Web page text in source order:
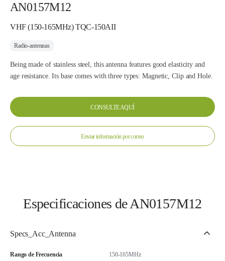
AN0157M12
VHF (150-165MHz) TQC-150AII
Radio-antennas
Being made of stainless steel, this antenna features good elasticity and
age resistance. Its base comes with three types: Magnetic, Clip and Hole.
CONSULTE AQUÍ
Enviar información por correo
Especificaciones de AN0157M12
Specs_Acc_Antenna
Rango de Frecuencia 150-165MHz